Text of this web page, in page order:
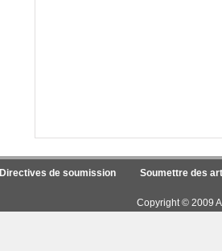
Directives de soumission Soumettre des
Copyright © 2009